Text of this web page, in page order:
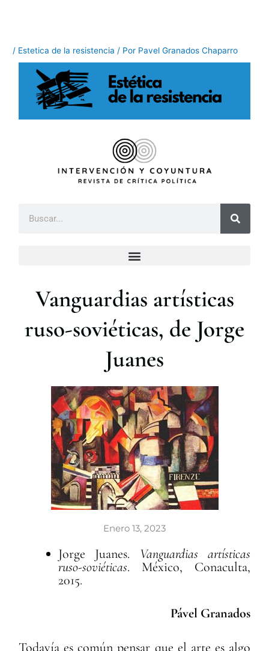
/ Estetica de la resistencia / Por Pavel Granados Chaparro
Vanguardias artísticas
ruso-soviéticas, de Jorge
Juanes
Enero 13, 2023
Jorge Juanes. Vanguardias artísticas
ruso-soviéticas. México, Conaculta,
2015.
Pável Granados
Todavía es común pensar que el arte es algo